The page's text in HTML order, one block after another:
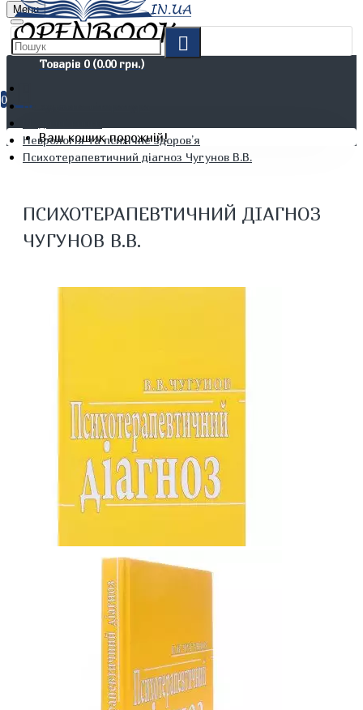
Menu
Товарів 0 (0.00 грн.)
0
Ваш кошик порожній!
Не художня література
Неврологія та психічне здоров’я
Психотерапевтичний діагноз Чугунов В.В.
ПСИХОТЕРАПЕВТИЧНИЙ ДІАГНОЗ
ЧУГУНОВ В.В.